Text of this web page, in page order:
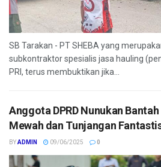
SB Tarakan - PT SHEBA yang
subkontraktor spesialis jasa hauling
PRI, terus membuktikan jika...
Anggota DPRD Nunukan
Mewah dan Tunjangan
BYADMIN 09/06/2025 0